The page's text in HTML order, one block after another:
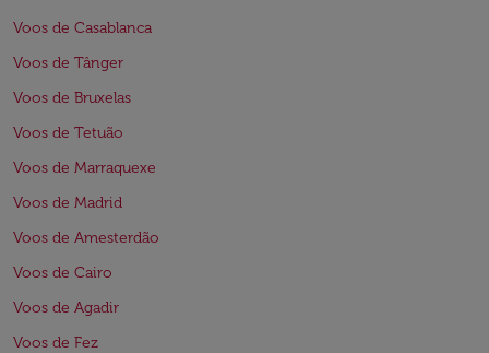
Voos de Casablanca
Voos de Tânger
Voos de Bruxelas
Voos de Tetuão
Voos de Marraquexe
Voos de Madrid
Voos de Amesterdão
Voos de Cairo
Voos de Agadir
Voos de Fez